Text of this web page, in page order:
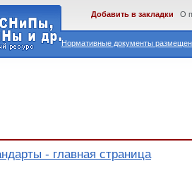
Нормативные документы
Добавить в закладки О
- главная страница